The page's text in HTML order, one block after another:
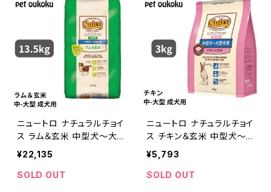
ニュートロ ナチュラルチョイ
ス ラム＆玄米 中型犬〜大
型犬 成犬用 13.5kg 0079
105113502
¥22,135
SOLD OUT
ニュートロ ナチュラルチョイ
ス チキン＆玄米 中型犬〜
大型犬 成犬用 3kg 45623
58783692
¥5,793
SOLD OUT